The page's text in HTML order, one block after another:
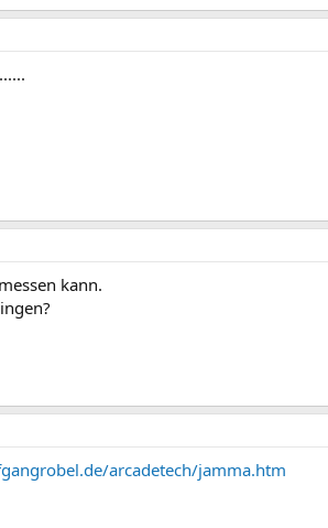
kann.
arcadetech/jamma.htm